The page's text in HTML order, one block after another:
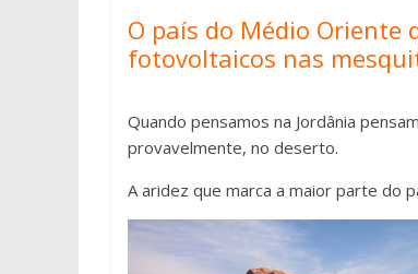
O país do Médio Oriente
fotovoltaicos nas
Quando pensamos na Jordânia
provavelmente, no deserto.
A aridez que marca a maior parte do